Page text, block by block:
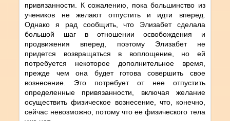
привязанности. К сожалению, пока большинство из
учеников не желают отпустить и идти вперед.
Однако я рад сообщить, что Элизабет сделала
большой шаг в отношении освобождения и
продвижения вперед, поэтому Элизабет не
придется возвращаться в воплощение, но ей
потребуется некоторое дополнительное время,
прежде чем она будет готова совершить свое
вознесение. Это потребует от нее отпустить
определенные привязанности, включая желание
осуществить физическое вознесение, что, конечно,
сейчас невозможно, потому что ее физического тела